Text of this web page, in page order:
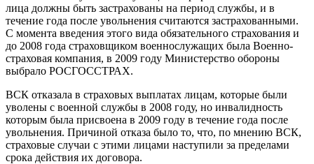
лица должны быть застрахованы на период службы, и в
течение года после увольнения считаются застрахованными.
С момента введения этого вида обязательного страхования и
до 2008 года страховщиком военнослужащих была Военно-
страховая компания, в 2009 году Министерство обороны
выбрало РОСГОССТРАХ.
ВСК отказала в страховых выплатах лицам, которые были
уволены с военной службы в 2008 году, но инвалидность
которым была присвоена в 2009 году в течение года после
увольнения. Причиной отказа было то, что, по мнению ВСК,
страховые случаи с этими лицами наступили за пределами
срока действия их договора.